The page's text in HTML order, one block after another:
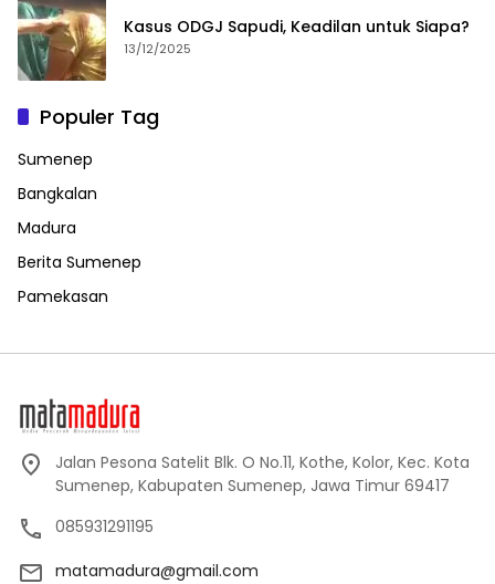
Kasus ODGJ Sapudi, Keadilan untuk Siapa?
13/12/2025
Populer Tag
Sumenep
Bangkalan
Madura
Berita Sumenep
Pamekasan
Jalan Pesona Satelit Blk. O No.11, Kothe, Kolor, Kec. Kota
Sumenep, Kabupaten Sumenep, Jawa Timur 69417
085931291195
matamadura@gmail.com